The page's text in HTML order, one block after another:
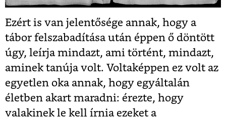
Ezért is van jelentősége annak, hogy a
tábor felszabadítása után éppen ő döntött
úgy, leírja mindazt, ami történt, mindazt,
aminek tanúja volt. Voltaképpen ez volt az
egyetlen oka annak, hogy egyáltalán
életben akart maradni: érezte, hogy
valakinek le kell írnia ezeket a